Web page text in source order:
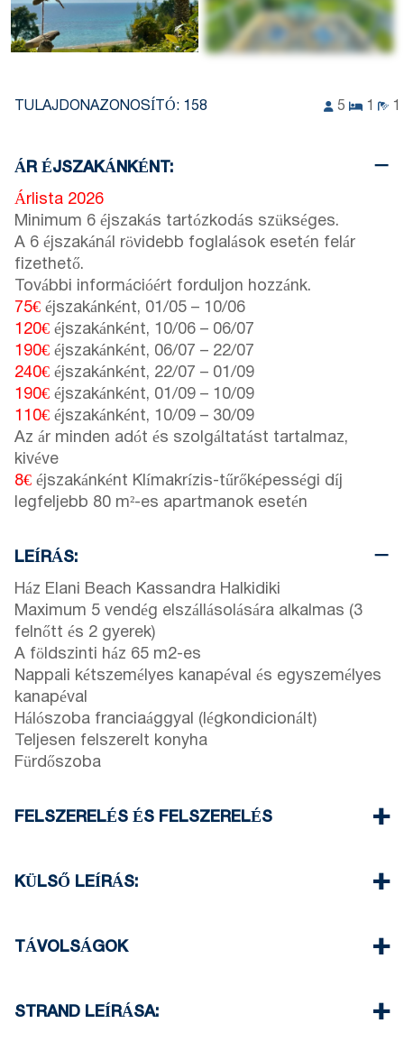
TULAJDONAZONOSÍTÓ: 158 5 1 1
ÁR ÉJSZAKÁNKÉNT:
Árlista 2026
Minimum 6 éjszakás tartózkodás szükséges.
A 6 éjszakánál rövidebb foglalások esetén felár
fizethető.
További információért forduljon hozzánk.
75€ éjszakánként, 01/05 – 10/06
120€ éjszakánként, 10/06 – 06/07
190€ éjszakánként, 06/07 – 22/07
240€ éjszakánként, 22/07 – 01/09
190€ éjszakánként, 01/09 – 10/09
110€ éjszakánként, 10/09 – 30/09
Az ár minden adót és szolgáltatást tartalmaz,
kivéve
8€ éjszakánként Klímakrízis-tűrőképességi díj
legfeljebb 80 m²-es apartmanok esetén
LEÍRÁS:
Ház Elani Beach Kassandra Halkidiki
Maximum 5 vendég elszállásolására alkalmas (3
felnőtt és 2 gyerek)
A földszinti ház 65 m2-es
Nappali kétszemélyes kanapéval és egyszemélyes
kanapéval
Hálószoba franciaággyal (légkondicionált)
Teljesen felszerelt konyha
Fürdőszoba
FELSZERELÉS ÉS FELSZERELÉS
Egy légkondicionáló
Mosógép
KÜLSŐ LEÍRÁS:
Parkolóhelyek állnak rendelkezésre a komplexum
TÁVOLSÁGOK
Siviri falu 3,5 km
STRAND LEÍRÁSA: